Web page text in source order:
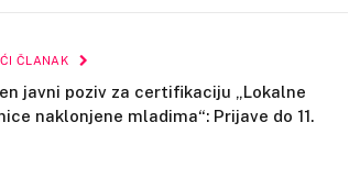
ČLANAK
javni poziv za certifikaciju „Lokalne
naklonjene mladima“: Prijave do 11.